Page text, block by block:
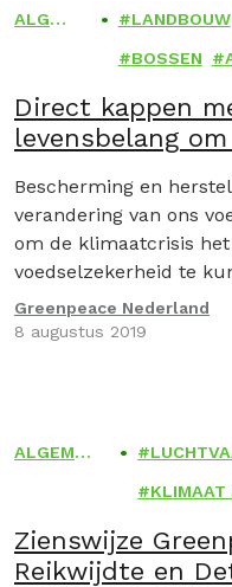
ALGE
LANDBOUW
BOSSEN
Direct kappen
levensbelang
Bescherming en
verandering van ons
om de klimaatcrisis
voedselzekerheid te
Greenpeace Nederland
8 augustus 2019
ALGEME
KLIMAAT
Zienswijze
Reikwijdte en